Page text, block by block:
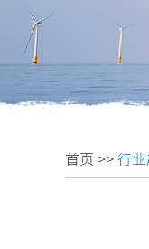
首页 >>行